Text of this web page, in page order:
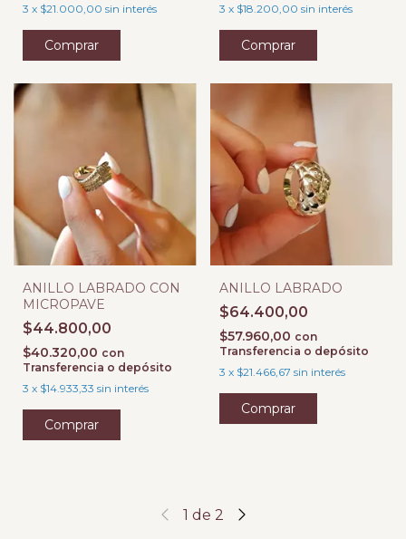
3 x $21.000,00 sin interés
Comprar
3 x $18.200,00 sin interés
Comprar
ANILLO LABRADO CON
MICROPAVE
$44.800,00
$40.320,00 con
Transferencia o depósito
3 x $14.933,33 sin interés
Comprar
ANILLO LABRADO
$64.400,00
$57.960,00 con
Transferencia o depósito
3 x $21.466,67 sin interés
Comprar
1 de 2